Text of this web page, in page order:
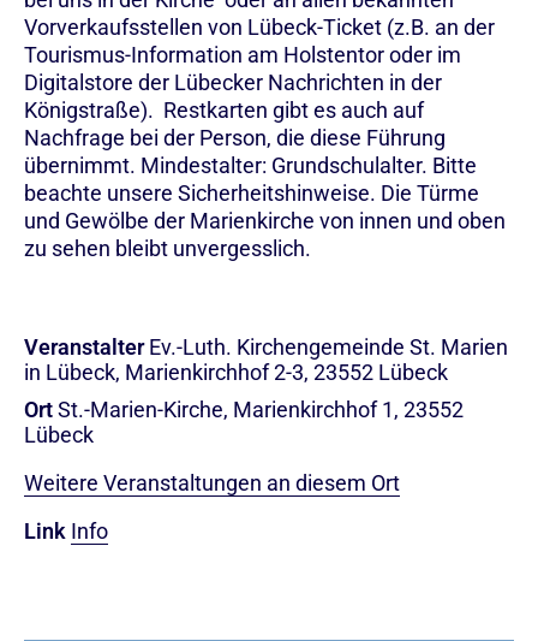
Vorverkaufsstellen von Lübeck-Ticket (z.B. an der
Tourismus-Information am Holstentor oder im
Digitalstore der Lübecker Nachrichten in der
Königstraße). Restkarten gibt es auch auf
Nachfrage bei der Person, die diese Führung
übernimmt. Mindestalter: Grundschulalter. Bitte
beachte unsere Sicherheitshinweise. Die Türme
und Gewölbe der Marienkirche von innen und oben
zu sehen bleibt unvergesslich.
Veranstalter Ev.-Luth. Kirchengemeinde St. Marien
in Lübeck, Marienkirchhof 2-3, 23552 Lübeck
OrtSt.-Marien-Kirche, Marienkirchhof 1, 23552
Lübeck
Weitere Veranstaltungen an diesem Ort
Link Info